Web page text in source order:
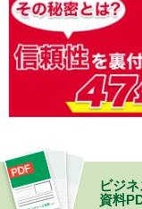
ビジ
資料